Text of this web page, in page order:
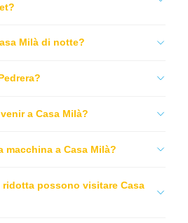
Milà di notte?
a Casa Milà?
macchina a Casa Milà?
possono visitare Casa